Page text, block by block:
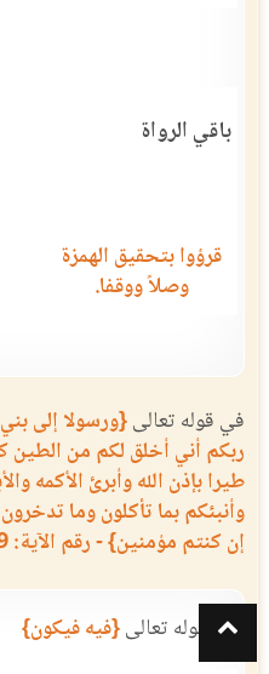
باقي الرواة
قرؤوا بتحقيق الهمزة
وصلاً ووقفا.
في قوله تعالى{ورسولا إلى
ربكم أني أخلق لكم من الطين
طيرا بإذن الله وأبرئ الأكمه
وأنبئكم بما تأكلون وما
إن كنتم مؤمنين} - رقم الآية: 49
في قوله تعالى{فيه فيكون}